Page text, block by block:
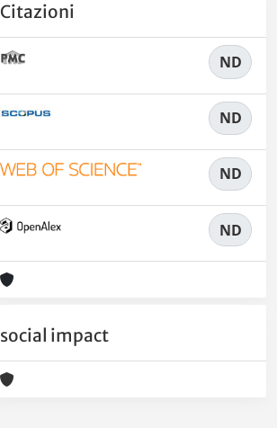
Citazioni
ND
ND
ND
ND
social impact